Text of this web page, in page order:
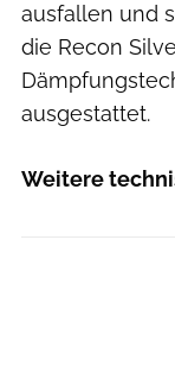
ausfallen und
die Recon
ausgestattet.
Weitere